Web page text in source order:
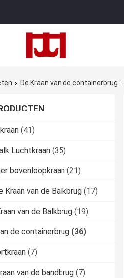
De Kraan van de containerbrug
(41)
Luchtkraan (35)
bovenloopkraan (21)
Kraan van de Balkbrug (17)
van de Balkbrug (19)
de containerbrug (36)
(7)
van de bandbrug (7)